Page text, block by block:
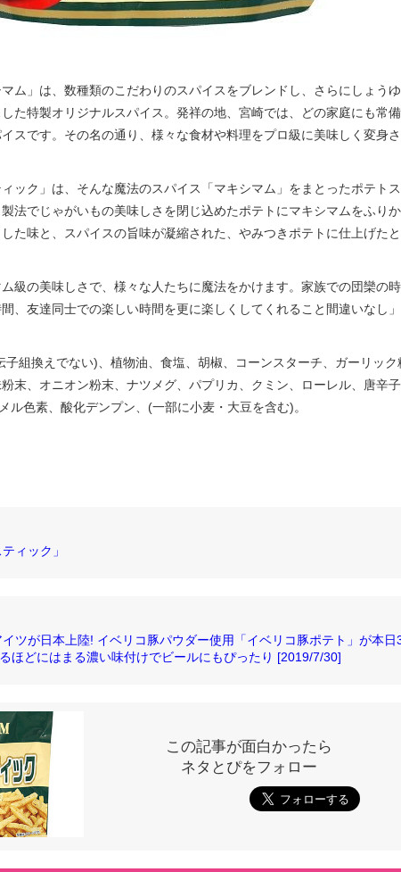
ム」は、数種類のこだわりのスパイスをブレンドし、さらにしょう
た特製オリジナルスパイス。発祥の地、宮崎では、どの家庭にも常備
スです。その名の通り、様々な食材や料理をプロ級に美味しく変身
ック」は、そんな魔法のスパイス「マキシマム」をまとったポテト
法でじゃがいもの美味しさを閉じ込めたポテトにマキシマムをふりか
た味と、スパイスの旨味が凝縮された、やみつきポテトに仕上げた
級の美味しさで、様々な人たちに魔法をかけます。家族での団欒の
、友達同士での楽しい時間を更に楽しくしてくれること間違いなし」
組換えでない)、植物油、食塩、胡椒、コーンスターチ、ガーリック
末、オニオン粉末、ナツメグ、パプリカ、クミン、ローレル、唐辛
ル色素、酸化デンプン、(一部に小麦・大豆を含む)。
ィック」
ツが日本上陸! イベリコ豚パウダー使用「イベリコ豚ポテト」が本日
ほどにはまる濃い味付けでビールにもぴったり [2019/7/30]
この記事が面白かったら
ネタとぴをフォロー